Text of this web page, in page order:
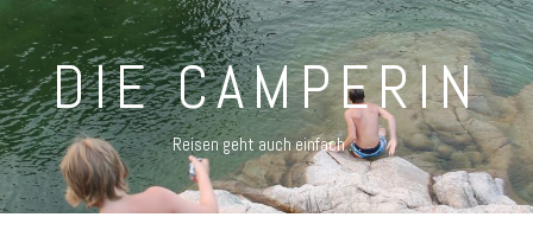
DIE CAMPERIN
Reisen geht auch einfach …